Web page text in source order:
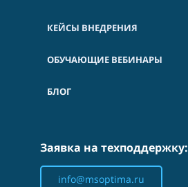
КЕЙСЫ ВНЕДРЕНИЯ
ОБУЧАЮЩИЕ ВЕБИНАРЫ
БЛОГ
Заявка на техподдержку:
info@msoptima.ru